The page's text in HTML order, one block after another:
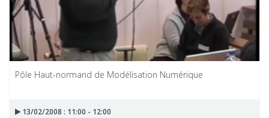
Pôle Haut-normand de Modélisation Numérique
13/02/2008 : 11:00 - 12:00